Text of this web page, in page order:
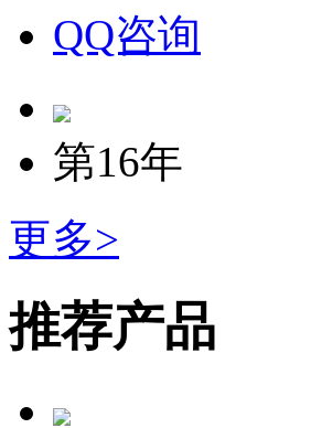
QQ咨询
第16年
更多>
推荐产品